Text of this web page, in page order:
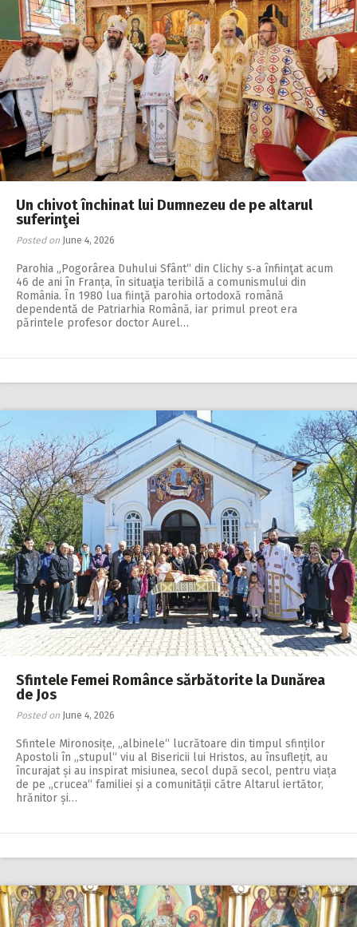
Un chivot închinat lui Dumnezeu de pe altarul
suferinţei
Posted on June 4, 2026
Parohia „Pogorârea Duhului Sfânt“ din Clichy s‑a înfiinţat acum
46 de ani în Franța, în situaţia teribilă a comunismului din
România. În 1980 lua fiinţă parohia ortodoxă română
dependentă de Patriarhia Română, iar primul preot era
părintele profesor doctor Aurel…
Sfintele Femei Românce sărbătorite la Dunărea
de Jos
Posted on June 4, 2026
Sfintele Mironosițe, „albinele“ lucrătoare din timpul sfinților
Apostoli în „stupul“ viu al Bisericii lui Hristos, au însuflețit, au
încurajat și au inspirat misiunea, secol după secol, pentru viața
de pe „crucea“ familiei și a comunității către Altarul iertător,
hrănitor și…